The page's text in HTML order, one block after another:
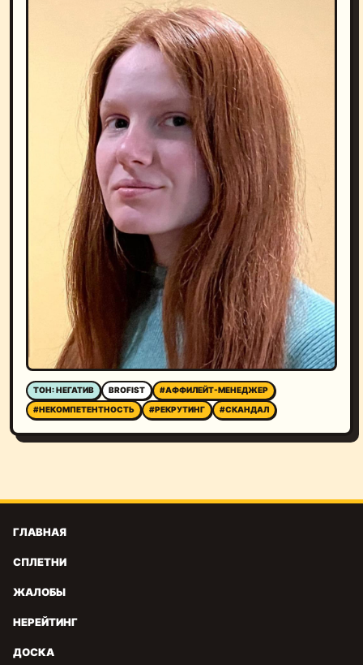
ТОН: НЕГАТИВ BROFIST
#АФФИЛЕЙТ-МЕНЕДЖЕР
#НЕКОМПЕТЕНТНОСТЬ
#РЕКРУТИНГ #СКАНДАЛ
ГЛАВНАЯ
СПЛЕТНИ
ЖАЛОБЫ
НЕРЕЙТИНГ
ДОСКА